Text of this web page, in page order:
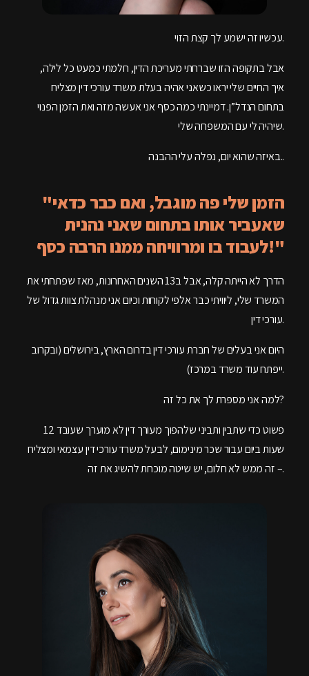
עכשיו זה ישמע לך קצת הזוי.
אבל בתקופה הזו שברחתי מעריכת הדין, חלמתי כמעט כל לילה,
איך החיים שלי יראו כשאני אהיה בעלת משרד עורכי דין מצליח
בתחום הנדל”ן. דמיינתי כמה כסף אני אעשה מזה ואת הזמן הפנוי
שיהיה לי עם המשפחה שלי.
באיזה שהוא יום, נפלה עלי ההבנה..
"הזמן שלי פה מוגבל, ואם כבר כדאי
שאעביר אותו בתחום שאני נהנית
לעבוד בו ומרוויחה ממנו הרבה כסף!"
הדרך לא הייתה קלה, אבל ב13 השנים האחרונות, מאז שפתחתי את
המשרד שלי, ליוויתי כבר אלפי לקוחות וכיום אני מנהלת צוות גדול של
עורכי דין.
היום אני בעלים של חברת עורכי דין בדרום הארץ, בירושלים (ובקרוב
ייפתח עוד משרד במרכז).
למה אני מספרת לך את כל זה?
פשוט כדי שתבין ותביני שלהפוך מעורך דין לא מוערך שעובד 12
שעות ביום עבור שכר מינימום, לבעל משרד עורכי דין עצמאי ומצליח
– זה ממש לא חלום, יש שיטה מוכחת להשיג את זה.